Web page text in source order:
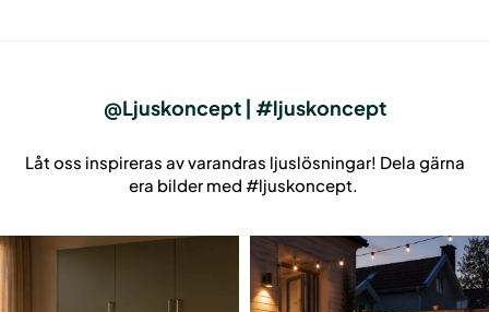
@Ljuskoncept | #ljuskoncept
Låt oss inspireras av varandras ljuslösningar! Dela gärna
era bilder med #ljuskoncept.